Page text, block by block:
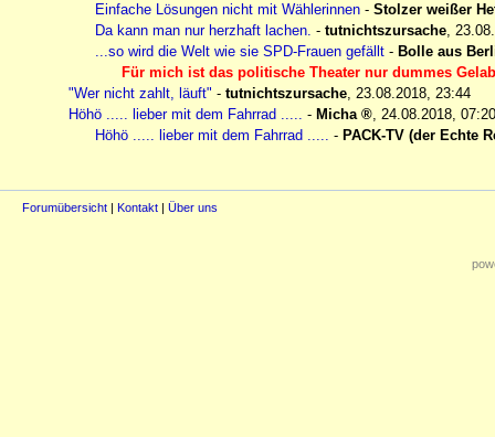
Einfache Lösungen nicht mit Wählerinnen - Stolzer weißer
Da kann man nur herzhaft lachen. - tutnichtszursache,
...so wird die Welt wie sie SPD-Frauen gefällt - Bolle aus
Für mich ist das politische Theater nur dummes
"Wer nicht zahlt, läuft" - tutnichtszursache, 23.08.2018, 23:44
Höhö ..... lieber mit dem Fahrrad ..... - Micha , 24.08.2018, 07:20
Höhö ..... lieber mit dem Fahrrad ..... - PACK-TV (der Echte
Forumübersicht | Kontakt | Über uns